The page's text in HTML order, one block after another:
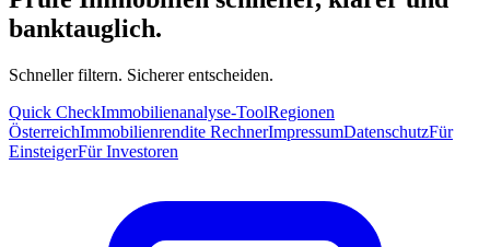
banktauglich.
Schneller filtern. Sicherer entscheiden.
Quick CheckImmobilienanalyse-ToolRegionen
ÖsterreichImmobilienrendite RechnerImpressumDatenschutzFür
EinsteigerFür Investoren